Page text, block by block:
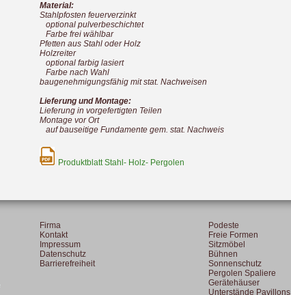
Material:
Stahlpfosten feuerverzinkt
optional pulverbeschichtet
Farbe frei wählbar
Pfetten aus Stahl oder Holz
Holzreiter
optional farbig lasiert
Farbe nach Wahl
baugenehmigungsfähig mit stat. Nachweisen
Lieferung und Montage:
Lieferung in vorgefertigten Teilen
Montage vor Ort
auf bauseitige Fundamente gem. stat. Nachweis
Produktblatt Stahl- Holz- Pergolen
Firma
Kontakt
Impressum
Datenschutz
Barrierefreiheit
Podeste
Freie Formen
Sitzmöbel
Bühnen
Sonnenschutz
Pergolen Spaliere
Gerätehäuser
Unterstände Pavillons